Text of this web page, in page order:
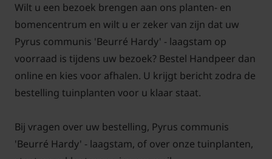
Wilt u een bezoek brengen aan ons planten- en
bomencentrum en wilt u er zeker van zijn dat uw
Pyrus communis 'Beurré Hardy' - laagstam op
voorraad is tijdens uw bezoek? Bestel Handpeer dan
online en kies voor afhalen. U krijgt bericht zodra de
bestelling tuinplanten voor u klaar staat.
Bij vragen over uw bestelling, Pyrus communis
'Beurré Hardy' - laagstam, of over onze tuinplanten,